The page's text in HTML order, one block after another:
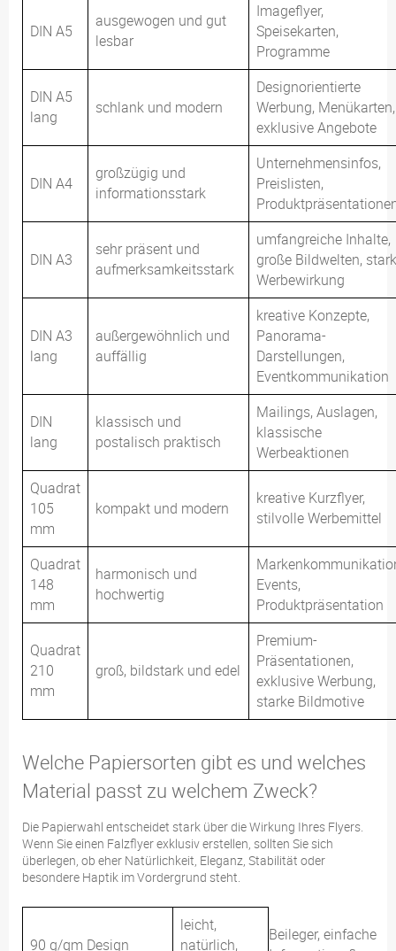
DIN A5
ausgewogen und gut
lesbar
Imageflyer,
Speisekarten,
Programme
DIN A5
lang
schlank und modern
Designorientierte
Werbung, Menükarten,
exklusive Angebote
DIN A4
großzügig und
informationsstark
Unternehmensinfos,
Preislisten,
DIN A3
sehr präsent und
aufmerksamkeitsstark
umfangreiche Inhalte,
große Bildwelten,
Werbewirkung
DIN A3
lang
außergewöhnlich und
auffällig
kreative Konzepte,
Panorama-
Darstellungen,
Eventkommunikation
DIN
lang
klassisch und
postalisch praktisch
Mailings, Auslagen,
klassische
Werbeaktionen
Quadrat
105
mm
kompakt und modern
kreative Kurzflyer,
stilvolle Werbemittel
Quadrat
148
mm
harmonisch und
hochwertig
Events,
Produktpräsentation
Quadrat
210
mm
groß, bildstark und edel
Premium-
Präsentationen,
exklusive Werbung,
starke Bildmotive
Welche Papiersorten gibt es und welches
Material passt zu welchem Zweck?
Die Papierwahl entscheidet stark über die Wirkung Ihres Flyers.
Wenn Sie einen Falzflyer exklusiv erstellen, sollten Sie sich
überlegen, ob eher Natürlichkeit, Eleganz, Stabilität oder
besondere Haptik im Vordergrund steht.
90 g/qm Design
leicht,
natürlich,
Beileger, einfache